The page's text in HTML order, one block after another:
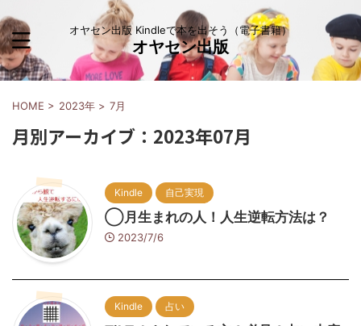
オヤセン出版 Kindleで本を出そう（電子書籍）
オヤセン出版
HOME > 2023年 > 7月
月別アーカイブ：2023年07月
Kindle 自己実現
◯月生まれの人！人生逆転方法は？
2023/7/6
Kindle 占い